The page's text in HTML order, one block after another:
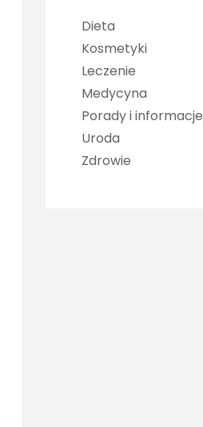
Dieta
Kosmetyki
Leczenie
Medycyna
Porady i informacje
Uroda
Zdrowie